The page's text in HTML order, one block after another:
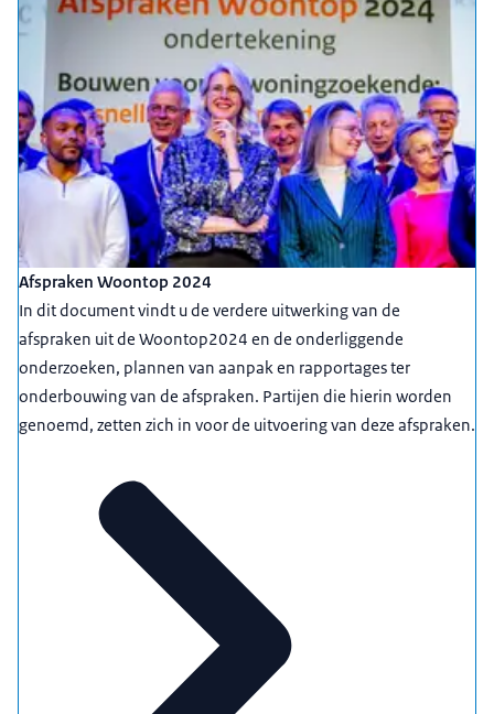
Afspraken Woontop 2024
In dit document vindt u de verdere uitwerking van de
afspraken uit de Woontop2024 en de onderliggende
onderzoeken, plannen van aanpak en rapportages ter
onderbouwing van de afspraken. Partijen die hierin worden
genoemd, zetten zich in voor de uitvoering van deze afspraken.